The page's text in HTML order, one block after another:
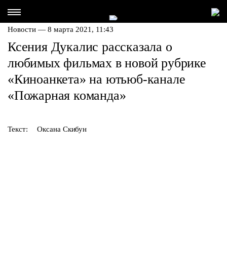
Новости — 8 марта 2021, 11:43
Ксения Дукалис рассказала о
любимых фильмах в новой рубрике
«Киноанкета» на ютьюб-канале
«Пожарная команда»
Текст: Оксана Скибун